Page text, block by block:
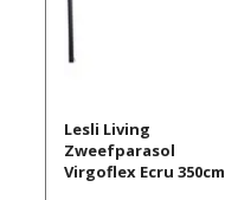
Lesli Living
Zweefparasol
Virgoflex Ecru 350cm